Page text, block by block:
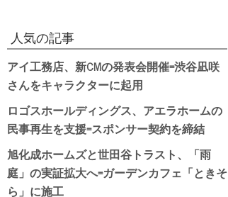
人気の記事
アイ工務店、新CMの発表会開催=渋谷凪咲
さんをキャラクターに起用
ロゴスホールディングス、アエラホームの
民事再生を支援=スポンサー契約を締結
旭化成ホームズと世田谷トラスト、「雨
庭」の実証拡大へ=ガーデンカフェ「ときそ
ら」に施工